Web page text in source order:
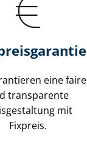
eine faire
transparente
mit
Fixpreis.